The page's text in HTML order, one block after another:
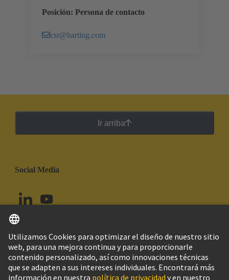
Posición: Persona de contacto
csr@harting.com
Ir arriba
Social Media
Colombia Español